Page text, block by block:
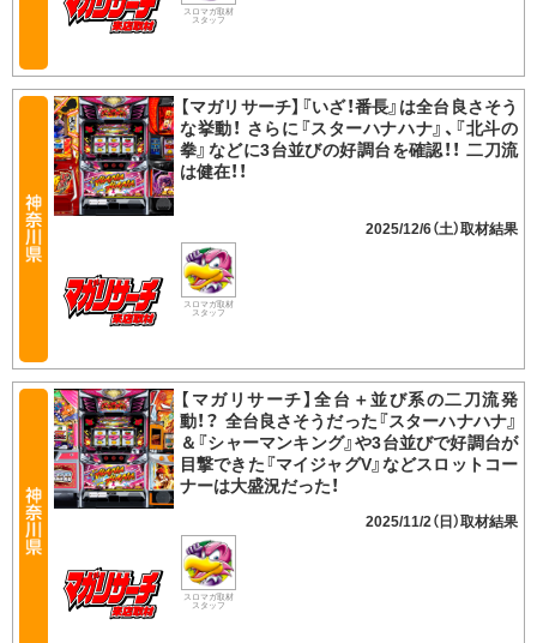
スロマガ取材
スタッフ
【マガリサーチ】『いざ！番長』は全台良さそう
な挙動！ さらに『スターハナハナ』、『北斗の
拳』などに3台並びの好調台を確認！！ 二刀流
は健在！！
2025/12/6（土）
スロマガ取材
スタッフ
【マガリサーチ】全台＋並び系の二刀流発
動！？ 全台良さそうだった『スターハナハナ』
＆『シャーマンキング』や3台並びで好調台が
目撃できた『マイジャグV』などスロットコー
ナーは大盛況だった！
2025/11/2（日）
スロマガ取材
スタッフ